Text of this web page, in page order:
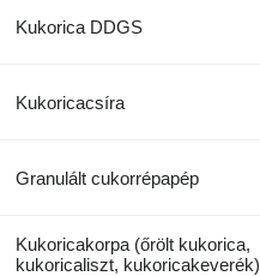
Kukorica DDGS
Kukoricacsíra
Granulált cukorrépapép
Kukoricakorpa (őrölt kukorica,
kukoricaliszt, kukoricakeverék)